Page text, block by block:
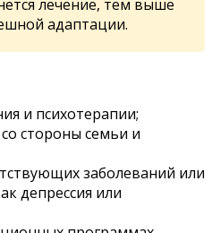
лечение, тем выше
адаптации.
и психотерапии;
стороны семьи и
заболеваний или
депрессия или